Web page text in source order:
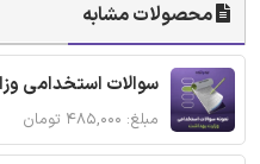
محصولات مشابه
سوالات استخدامی
مبلغ: ۴۸۵,۰۰۰ تومان